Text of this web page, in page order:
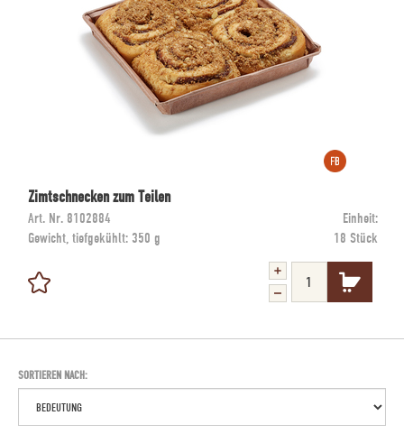
Zimtschnecken zum Teilen
Art. Nr. 8102884
Einheit:
Gewicht, tiefgekühlt: 350 g 18 Stück
SORTIEREN NACH: